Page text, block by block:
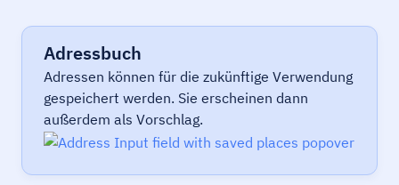
Adressbuch
Adressen können für die zukünftige Verwendung
gespeichert werden. Sie erscheinen dann
außerdem als Vorschlag.